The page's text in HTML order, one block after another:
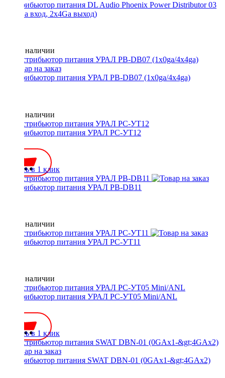
Дистрибьютор питания DL Audio Phoenix Power Distributor 03
(1x0Ga вход, 2x4Ga выход)
Нет в наличии
Дистрибьютор питания УРАЛ PB-DB07 (1x0ga/4x4ga)
Нет в наличии
Дистрибьютор питания УРАЛ РС-УТ12
Купить в 1 клик
Дистрибьютор питания УРАЛ PB-DB11
Нет в наличии
Дистрибьютор питания УРАЛ РС-УТ11
Нет в наличии
Дистрибьютор питания УРАЛ РС-УТ05 Mini/ANL
Купить в 1 клик
Дистрибьютор питания SWAT DBN-01 (0GAx1-&gt;4GAx2)